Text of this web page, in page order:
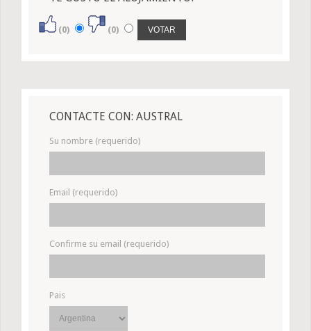
(0) (0)
CONTACTE CON: AUSTRAL
Su nombre (requerido)
Email (requerido)
Confirme su email (requerido)
Pais